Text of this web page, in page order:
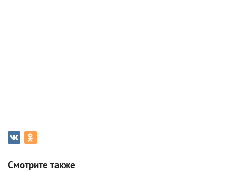
Смотрите также